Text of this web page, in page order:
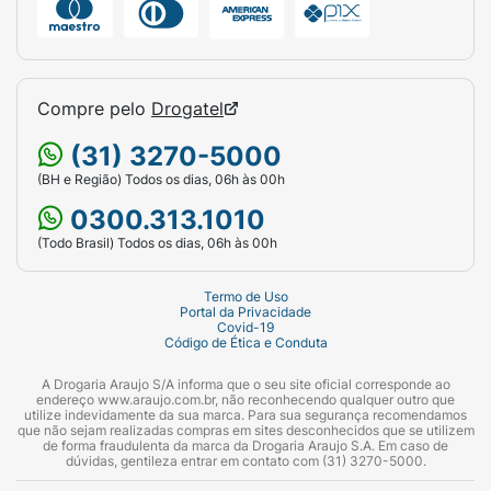
ressecamento da pele poderá ser observada
do alcance de crianças. Não ingerir. Em caso
abundantemente. Havendo irritação,
suspenda o uso e procure por orientação
médica.
Compre pelo Drogatel
(31) 3270-5000
(BH e Região) Todos os dias, 06h às 00h
0300.313.1010
(Todo Brasil) Todos os dias, 06h às 00h
Termo de Uso
Portal da Privacidade
Covid-19
Código de Ética e Conduta
A Drogaria Araujo S/A informa que o seu site oficial corresponde ao
endereço www.araujo.com.br, não reconhecendo qualquer outro que
utilize indevidamente da sua marca. Para sua segurança recomendamos
que não sejam realizadas compras em sites desconhecidos que se utilizem
de forma fraudulenta da marca da Drogaria Araujo S.A. Em caso de
dúvidas, gentileza entrar em contato com (31) 3270-5000.